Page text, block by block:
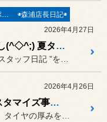
◉森浦店長日記◉
2026年4月27日
GWの休みまであと少し(^◇^;) 夏タイヤへの交換もピークですが、お出掛け前のメンテナンスもお任せください (๑•̀ㅂ•́)و✧
2026年4月26日
NISSAN X-TRAIL カスタマイズ事例 RAYS VMF C-01 19インチ